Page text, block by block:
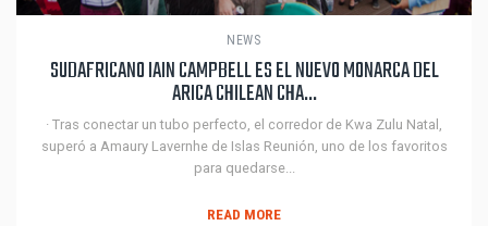
NEWS
SUDAFRICANO IAIN CAMPBELL ES EL NUEVO MONARCA DEL
ARICA CHILEAN CHA...
· Tras conectar un tubo perfecto, el corredor de Kwa Zulu Natal,
superó a Amaury Lavernhe de Islas Reunión, uno de los favoritos
para quedarse...
READ MORE